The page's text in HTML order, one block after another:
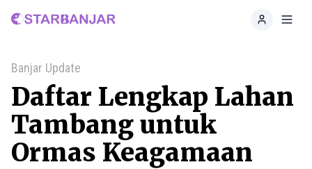
Home
Banjar Update
Daftar Lengkap Lahan
Tambang untuk
Ormas Keagamaan